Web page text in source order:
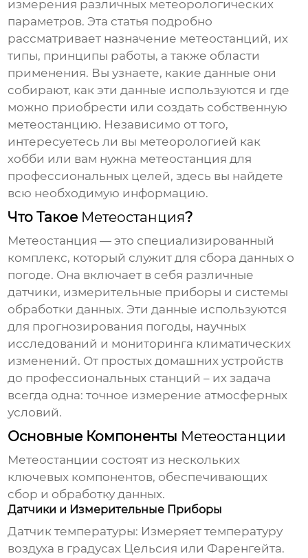
измерения различных метеорологических
параметров. Эта статья подробно
рассматривает назначение метеостанций, их
типы, принципы работы, а также области
применения. Вы узнаете, какие данные они
собирают, как эти данные используются и где
можно приобрести или создать собственную
метеостанцию. Независимо от того,
интересуетесь ли вы метеорологией как
хобби или вам нужна метеостанция для
профессиональных целей, здесь вы найдете
всю необходимую информацию.
Что Такое Метеостанция?
Метеостанция — это специализированный
комплекс, который служит для сбора данных о
погоде. Она включает в себя различные
датчики, измерительные приборы и системы
обработки данных. Эти данные используются
для прогнозирования погоды, научных
исследований и мониторинга климатических
изменений. От простых домашних устройств
до профессиональных станций – их задача
всегда одна: точное измерение атмосферных
условий.
Основные Компоненты Метеостанции
Метеостанции состоят из нескольких
ключевых компонентов, обеспечивающих
сбор и обработку данных.
Датчики и Измерительные Приборы
Датчик температуры: Измеряет температуру
воздуха в градусах Цельсия или Фаренгейта.